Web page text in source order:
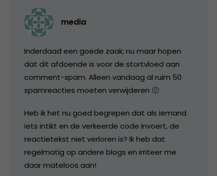
media
Inderdaad een goede zaak; nu maar hopen
dat dit afdoende is voor de stortvloed aan
comment-spam. Alleen vandaag al ruim 50
spamreacties moeten verwijderen 🙁
Heb ik het nu goed begrepen dat als iemand
iets intikt en de verkeerde code invoert, de
reactietekst niet verloren is? Ik heb dat
regelmatig op andere blogs en irriteer me
daar mateloos aan!